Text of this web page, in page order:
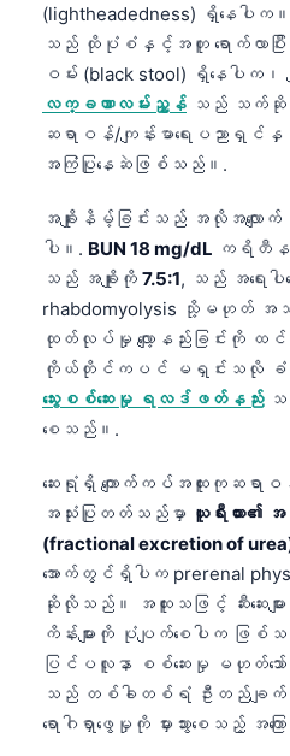
(lightheadedness) ရှိနေပါ
သည် ထိုပုံစံနှင့်အတူ ရောက်လာပြီ
ဝမ်း (black stool) ရှိနေပါ
လက္ခဏာလမ်းညွှန် သည် သက်ဆို
ဆရာဝန်/ကျန်းမာရေးပညာရှင်
အကြံပြုနေဆဲဖြစ်သည်။.
အချိုးနိမ့်ခြင်းသည် အလိုအလျ
ပါ။. BUN 18 mg/dL ကရိတီ
သည် အချိုးကို 7.5:1, သည် အရေးပ
rhabdomyolysis သို့မဟုတ် အသည်
ထုတ်လုပ်မှု လျော့နည်းခြင်းကို
ကိုယ်တိုင်ကပင် မရှင်းသလို ခံစ
သွေးစစ်ဆေးမှု ရလဒ်ဖတ်နည်းသ
စေသည်။.
ဆေးရုံရှိ ကျောက်ကပ်အထူးကုဆရာ
အသုံးပြုတတ်သည်မှာ ယူရီးယား
(fractional excretion of
အောက်တွင်ရှိပါက prerenal
ဆိုလိုသည်။ အထူးသဖြင့် ဆီးဆေးမ
ကိန်းများကို ပုံပျက်စေပါက
ပြင်ပလူနာ စစ်ဆေးမှု မဟုတ်သော်လ
သည် တစ်ခါတစ်ရံ ဦးတည်ချက်ကို
ရောဂါရှာဖွေမှုကို မှားသွားစေသည့် အ
Русский
Lietuvių kalba
Polski
한국어
Slovenščina
Shqip
اردو
मराठी
తెలుగు
தமிழ்
ગુજરાતી
ಕನ್ನಡ
മലയാളം
Bahasa Melayu
Tiếng Việt
Tagalog
ไทย